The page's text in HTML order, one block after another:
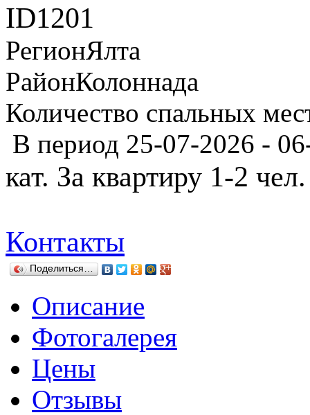
ID1201
РегионЯлта
РайонКолоннада
Количество спальных
В период 25-07-2026 -
кат. За квартиру 1-2
Контакты
Поделиться…
Описание
Фотогалерея
Цены
Отзывы